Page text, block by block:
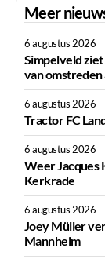
Meer
6 augustus 2026
Simpelveld
van
6 augustus 2026
Tractor FC
6 augustus 2026
Weer Jacques
Kerkrade
6 augustus 2026
Joey Müller
Mannheim